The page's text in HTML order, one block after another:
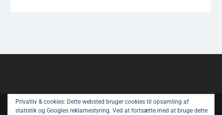
Copyright © All rights reserved.
Privatliv & cookies: Dette websted bruger cookies til opsamling af
statistik og Googles reklamestyring. Ved at fortsætte med at bruge dette